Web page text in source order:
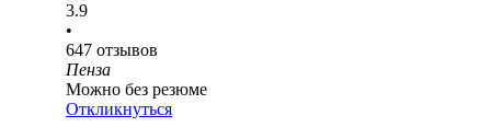
3.9
•
647 отзывов
Пенза
Можно без резюме
Откликнуться